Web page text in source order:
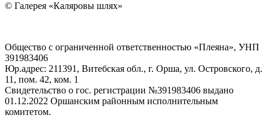
© Галерея «Каляровы шлях»
Общество с ограниченной ответственностью «Плеяна», УНП
391983406
Юр.адрес: 211391, Витебская обл., г. Орша, ул. Островского, д.
11, пом. 42, ком. 1
Свидетельство о гос. регистрации №391983406 выдано
01.12.2022 Оршанским районным исполнительным
комитетом.